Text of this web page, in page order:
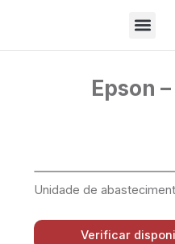
o
Epson –
Unidade de
Verificar